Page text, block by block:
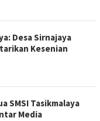
Desa Sirnajaya
Kesenian
SMSI Tasikmalaya
Media